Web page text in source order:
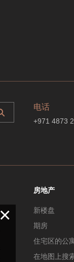
电话
+971 4873
房地产
新楼盘
期房
住宅区的公
在地图上搜
×